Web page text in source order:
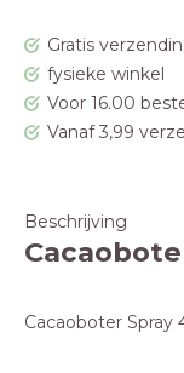
Gratis
fysieke winkel
Voor 16.00
Vanaf 3,99
Beschrijving
Cacaoboter Spray